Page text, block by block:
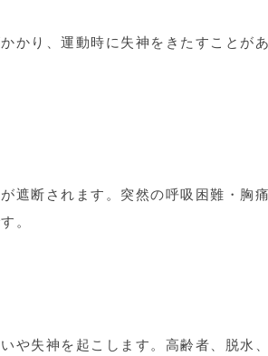
かり、運動時に失神をきたすことが
遮断されます。突然の呼吸困難・胸
。
や失神を起こします。高齢者、脱水